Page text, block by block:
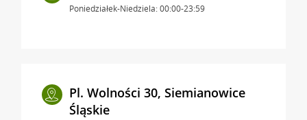
Poniedziałek-Niedziela: 00:00-23:59
Pl. Wolności 30, Siemianowice
Śląskie